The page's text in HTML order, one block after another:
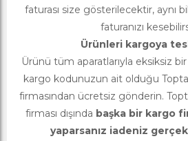
faturası size gösterilecektir, aynı
faturanızı
Ürünleri kargoya
Ürünü tüm aparatlarıyla eksiksiz
kargo kodunuzun ait olduğu
firmasından ücretsiz gönderin.
firması dışında başka bir kargo
yaparsanız iadeniz